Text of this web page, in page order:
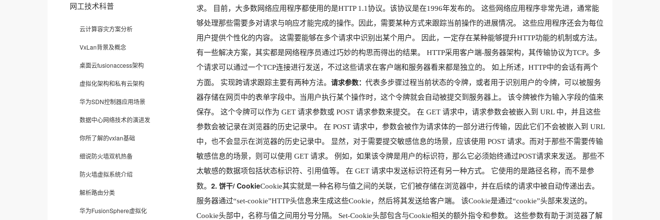
网工技术科普
云计算容灾方案分析
VxLan背景及概念
桌面云fusionaccess架构
虚拟化架构和私有云架构
华为SDN控制器应用场景
数据中心网络技术的演进发
你所了解的vxlan基础
细说防火墙双机热备
防火墙虚拟系统介绍
解析路由分类
华为FusionSphere虚拟化
求。 目前，大多数网络应用程序都使用的是HTTP 1.1协议。该协议是在1996年发布的。 这些网络应用程序非常先进，通常能
够处理那些需要多对请求与响应才能完成的操作。因此，需要某种方式来跟踪当前操作的进展情况。 这些应用程序还会为每位
用户提供个性化的内容。 这需要能够在多个请求中识别出某个用户。 因此，一定存在某种能够提升HTTP功能的机制或方法。
有一些解决方案，其实都是网络程序员通过巧妙的构思而得出的结果。 HTTP采用客户端-服务器架构，其传输协议为TCP。多
个请求可以通过一个TCP连接进行发送，不过这些请求在客户端和服务器看来都是独立的。 如上所述，HTTP中的会话有两个
方面。 实现跨请求跟踪主要有两种方法。 请求参数： 代表多步骤过程当前状态的令牌，或者用于识别用户的令牌，可以被服务
器存储在网页中的表单字段中。当用户执行某个操作时，这个令牌就会自动被提交到服务器上。 该令牌被作为输入字段的值来
保存。 这个令牌可以作为 GET 请求参数或 POST 请求参数来提交。 在 GET 请求中，请求参数会被嵌入到 URL 中，并且这些
参数会被记录在浏览器的历史记录中。 在 POST 请求中，参数会被作为请求体的一部分进行传输，因此它们不会被嵌入到 URL
中，也不会显示在浏览器的历史记录中。 显然，对于需要提交敏感信息的场景，应该使用 POST 请求。而对于那些不需要传输
敏感信息的场景，则可以使用 GET 请求。 例如，如果该令牌是用户的标识符，那么它必须始终通过POST请求来发送。 那些不
太敏感的数据项包括状态标识符、引用值等。 在 GET 请求中发送标识符还有另一种方式。 它使用的是路径名称，而不是参
数。 2. 饼干/ CookieCookie其实就是一种名称与值之间的关联，它们被存储在浏览器中，并在后续的请求中被自动传递出去。
服务器通过“set-cookie”HTTP头信息来生成这些Cookie，然后将其发送给客户端。 该Cookie是通过“cookie”头部来发送的。
Cookie头部中，名称与值之间用分号分隔。 Set-Cookie头部包含与Cookie相关的额外指令和参数。 这些参数有助于浏览器了解